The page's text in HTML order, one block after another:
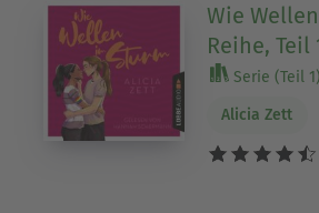
Wie
Reihe, Teil
Serie (Teil 1)
Alicia Zett